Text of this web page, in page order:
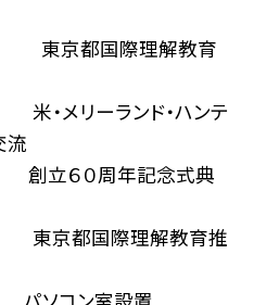
京都国際理解教育
メリーランド・ハンテ
流
立６０周年記念式典
京都国際理解教育推